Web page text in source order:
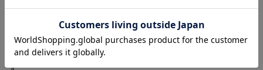
入出力端子： USB Type-C端子 x1/ヘッドホンマイク端子
×1/microSD・microSDHC・microSDXCメモリーカードx1
ディスプレイサイズ： 6.2インチ
駆動時間(目安)： 約4.5～9時間
充電時間： 約3時間※本体をスリープして充電したときの時間で